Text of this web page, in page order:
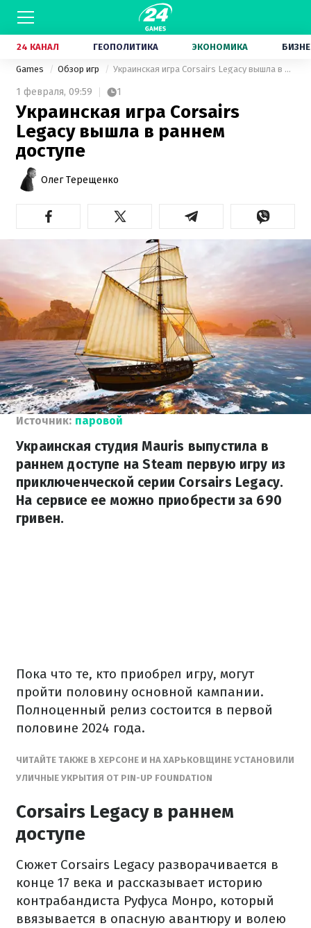
24 КАНАЛ ГЕОПОЛИТИКА ЭКОНОМИКА
Games Обзор игр Украинская игра Corsairs Legacy вышла в раннем доступе
1 февраля, 09:59 1
Украинская игра Corsairs
Legacy вышла в раннем
доступе
Олег Терещенко
Источник: паровой
Украинская студия Mauris выпустила в
раннем доступе на Steam первую игру из
приключенческой серии Corsairs Legacy.
На сервисе ее можно приобрести за 690
гривен.
Пока что те, кто приобрел игру, могут
пройти половину основной кампании.
Полноценный релиз состоится в первой
половине 2024 года.
ЧИТАЙТЕ ТАКЖЕ В ХЕРСОНЕ И НА ХАРЬКОВЩИНЕ УСТАНОВИЛИ
УЛИЧНЫЕ УКРЫТИЯ ОТ PIN-UP FOUNDATION
Corsairs Legacy в раннем
доступе
Сюжет Corsairs Legacy разворачивается в
конце 17 века и рассказывает историю
контрабандиста Руфуса Монро, который
ввязывается в опасную авантюру и волею